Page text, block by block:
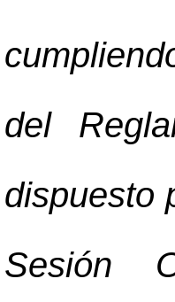
del
dispuesto
Sesión